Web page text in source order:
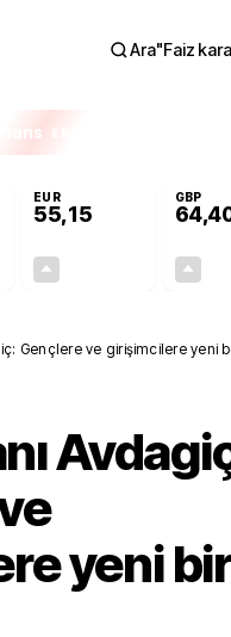
Ara"Faiz
EUR
55,15
GBP
Gençlere ve girişimcilere yeni
yeni